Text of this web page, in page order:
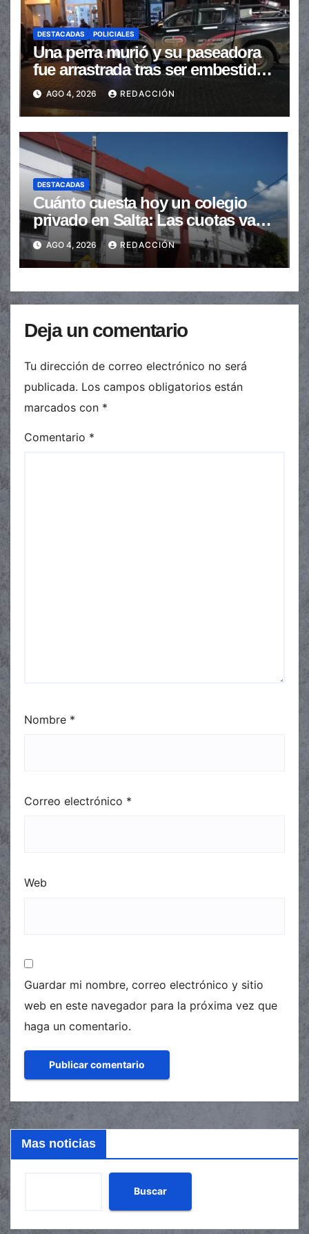
DESTACADAS POLICIALES
Una perra murió y su paseadora
fue arrastrada tras ser embestidas
en la senda peatonal
AGO 4, 2026 REDACCIÓN
DESTACADAS
Cuánto cuesta hoy un colegio
privado en Salta: Las cuotas van
de $110.000 a más de $600.000
AGO 4, 2026 REDACCIÓN
Deja un comentario
Tu dirección de correo electrónico no será
publicada. Los campos obligatorios están
marcados con *
Comentario *
Nombre *
Correo electrónico *
Web
Guardar mi nombre, correo electrónico y sitio
web en este navegador para la próxima vez que
haga un comentario.
Mas noticias
Buscar